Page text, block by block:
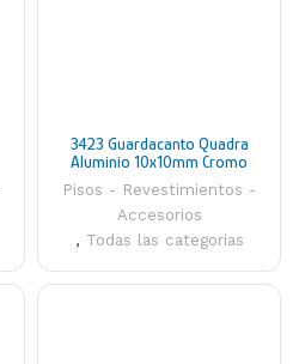
3423 Guardacanto Quadra
Aluminio 10x10mm Cromo
Mate Atrim
Pisos - Revestimientos -
Accesorios
, Todas las categorias